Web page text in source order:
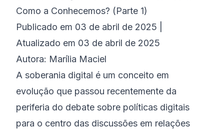
Como a Conhecemos? (Parte 1)
Publicado em 03 de abril de 2025 |
Atualizado em 03 de abril de 2025
Autora: Marília Maciel
A soberania digital é um conceito em
evolução que passou recentemente da
periferia do debate sobre políticas digitais
para o centro das discussões em relações